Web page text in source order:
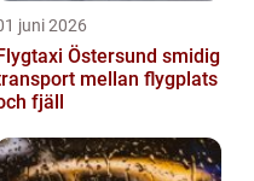
juni 2026
Flygtaxi Östersund smidig
mellan flygplats
fjäll